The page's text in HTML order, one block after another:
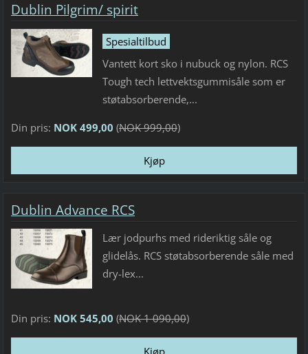
Dublin Pilgrim/ spirit
Spesialtilbud
Vantett kort sko i nubuck og nylon. RCS
Tough tech lettvektsgummisåle som er
støtabsorberende,...
Din pris: NOK 499,00 (NOK 999,00)
Dublin Advance RCS
Lær jodpurhs med rideriktig såle og
glidelås. RCS støtabsorberende såle med
dry-lex...
Din pris: NOK 545,00 (NOK 1 090,00)